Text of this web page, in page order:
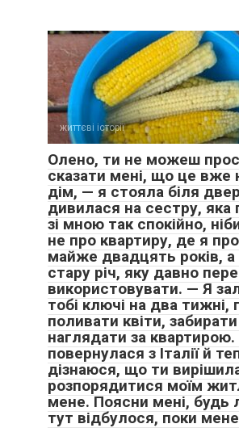
життєві історії
Олено, ти не можеш
сказати мені, що це вже
дім, — я стояла біля
дивилася на сестру, яка
зі мною так спокійно,
не про квартиру, де я
майже двадцять років, а
стару річ, яку давно
використовувати. — Я
тобі ключі на два тижні,
поливати квіти,
наглядати за квартирою.
повернулася з Італії й
дізнаюся, що ти
розпорядитися моїм
мене. Поясни мені, будь
тут відбулося, поки